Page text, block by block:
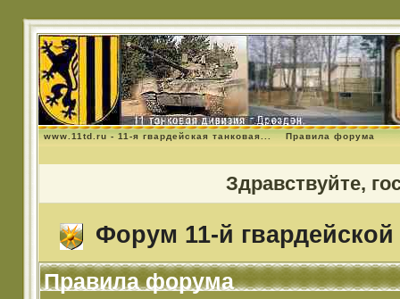
www.11td.ru - 11-я гвардейская танковая... Правила форума
Здравствуйте,
Форум 11-й гвардейской
Правила форума